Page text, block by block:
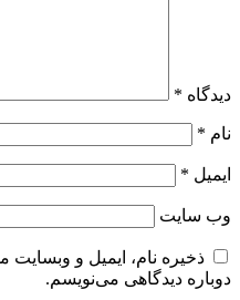
دیدگاه *
نام *
ایمیل *
وب‌ سایت
ذخیره نام، ایمیل و
دوباره دیدگاهی می‌نویسم.